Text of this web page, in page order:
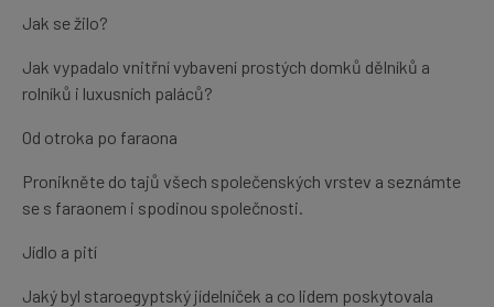
Jak se žilo?
Jak vypadalo vnitřní vybavení prostých domků dělníků a
rolníků i luxusních paláců?
Od otroka po faraona
Pronikněte do tajů všech společenských vrstev a seznámte
se s faraonem i spodinou společnosti.
Jídlo a pití
Jaký byl staroegyptský jídelníček a co lidem poskytovala